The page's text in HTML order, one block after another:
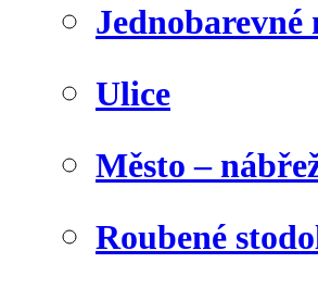
Jednobarevné
Ulice
Město –
Roubené